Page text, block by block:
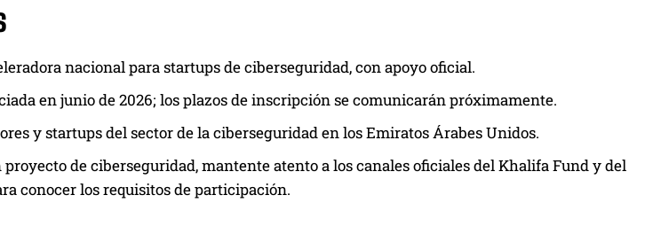
nacional para startups de ciberseguridad, con apoyo oficial.
en junio de 2026; los plazos de inscripción se comunicarán próximamente.
y startups del sector de la ciberseguridad en los Emiratos Árabes Unidos.
de ciberseguridad, mantente atento a los canales oficiales del Khalifa Fund y del
conocer los requisitos de participación.